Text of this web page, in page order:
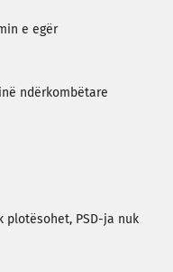
e egër
ndërkombëtare
plotësohet, PSD-ja nuk